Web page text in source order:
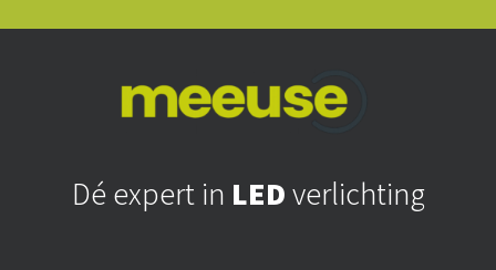
Dé expert in LEDverlichting